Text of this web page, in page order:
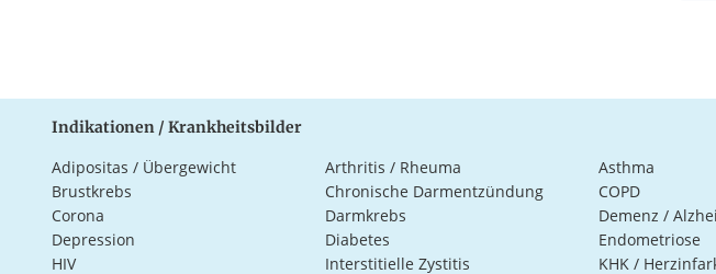
Indikationen / Krankheitsbilder
Adipositas / Übergewicht Arthritis / Rheuma
Asthma
Brustkrebs
Chronische Darmentzündung
COPD
Corona
Darmkrebs
Demenz /
Depression
Diabetes
Endometriose
HIV
Interstitielle Zystitis KHK /